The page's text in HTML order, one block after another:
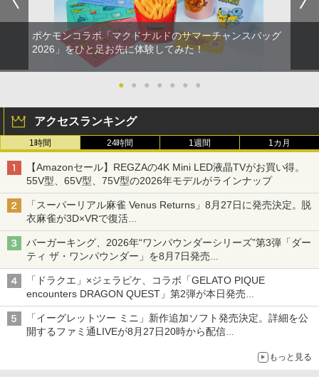
ポケモンコラボ「マクドナルドのサマーチャンスバッグ
2026」をひと足お先に体験してみた！
● ● ● ● ● ● ●
アクセスランキング
1時間 24時間 1週間 1カ月
【Amazonセール】REGZAの4K Mini LED液晶TVがお買い得。
55V型、65V型、75V型の2026年モデルがラインナップ
「スーパーリアル麻雀 Venus Returns」8月27日に発売決定。脱
衣麻雀が3D×VRで復活
発売から2週間は20%オフになるセールが実施
バーガーキング、2026年“ワンパウンダーシリーズ”第3弾「ダー
ティ ザ・ワンパウンダー」を8月7日発売
「特製ガーリックマヨソース」を使用した超大型チーズバーガー
「ドラクエ」×ジェラピケ、コラボ「GELATO PIQUE
encounters DRAGON QUEST」第2弾が本日発売
アイスカップに入ったスライムやわたぼう、ベビーサタンなどが
オリジナルアートで登場
「イーグレットツー ミニ」新作追加ソフト発売決定。詳細を公
開するファミ通LIVEが8月27日20時から配信
もっと見る